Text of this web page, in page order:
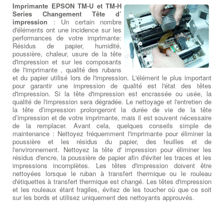
Imprimante EPSON TM-U et TM-H
Series Changement Tête d’
impression : Un certain nombre
d'éléments ont une incidence sur les
performances de votre imprimante:
Résidus de papier, humidité,
poussière, chaleur, usure de la tête
d'impression et sur les composants
de l'imprimante , qualité des rubans
et du papier utilisé lors de l'impression. L'élément le plus important
pour garantir une impression de qualité est l'état des têtes
d'impression. Si la tête d'impression est encrassée ou usée, la
qualité de l'impression sera dégradée. Le nettoyage et l'entretien de
la tête d’impression prolongeront la durée de vie de la tête
d’impression et de votre imprimante, mais il est souvent nécessaire
de la remplacer. Avant cela, quelques conseils simple de
maintenance : Nettoyez fréquemment l'imprimante pour éliminer la
poussière et les résidus du papier, des feuilles et de
l'environnement. Nettoyez la tête d' impression pour éliminer les
résidus d'encre, la poussière de papier afin d'éviter les traces et les
impressions incomplètes. Les têtes d'impression doivent être
nettoyées lorsque le ruban à transfert thermique ou le rouleau
d'étiquettes à transfert thermique est changé. Les têtes d'impression
et les rouleaux étant fragiles, évitez de les toucher où que ce soit
sur les bords et utilisez uniquement des nettoyants approuvés.